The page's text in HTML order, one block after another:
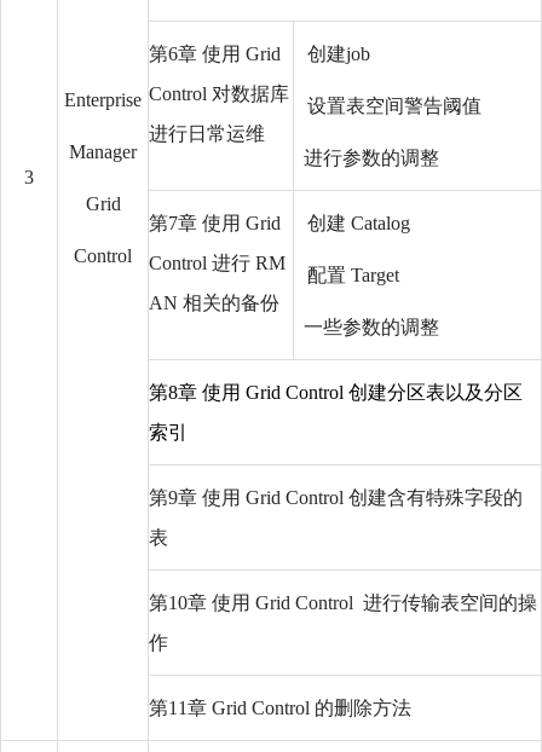
3
Enterprise
Manager
Grid
Control
第6章 使用 Grid
Control 对数据库
进行日常运维
创建job
设置表空间警告阈值
进行参数的调整
第7章 使用 Grid
Control 进行 RM
AN 相关的备份
创建 Catalog
配置 Target
一些参数的调整
第8章 使用 Grid Control 创建分区表以及分区
索引
第9章 使用 Grid Control 创建含有特殊字段的
表
第10章 使用 Grid Control 进行传输表空间的操
作
第11章 Grid Control 的删除方法